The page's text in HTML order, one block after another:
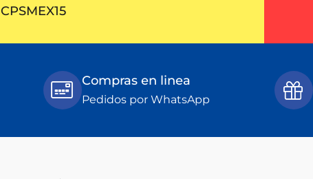
CPSMEX15
Compras en linea
Pedidos por WhatsApp